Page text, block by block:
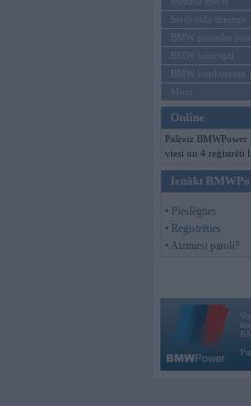
Sērijveida tūnings
BMW pasaules
BMW koncepti
BMW konkurentu
Moto
Online
Pašreiz BMWPower
viesi un 4 reģistrēti
Ienākt
• Pieslēgties
• Reģistrēties
• Aizmirsi paroli?